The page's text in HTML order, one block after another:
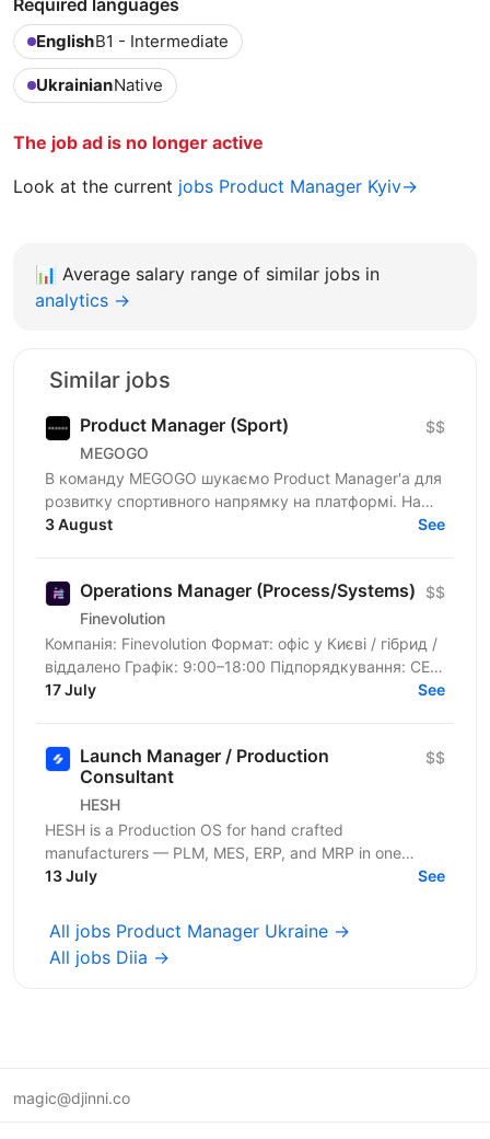
EnglishB1 - Intermediate
UkrainianNative
The job ad is no longer active
Look at the current jobs Product Manager Kyiv→
📊 Average salary range of similar jobs in
analytics →
Similar jobs
Product Manager (Sport)
MEGOGO
$$
В команду MEGOGO шукаємо Product Manager'а для
розвитку спортивного напрямку на платформі. Наш
ідеальний кандидат має: — 2+ роки досвіду роботи
3 August See
Operations Manager (Process/Systems)
Finevolution
$$
Компанія: Finevolution Формат: офіс у Києві / гібрид /
віддалено Графік: 9:00–18:00 Підпорядкування: CEO
Рівень: Middle / Senior Оплата: ставка + бонуси за...
17 July See
Launch Manager / Production
Consultant
HESH
$$
HESH is a Production OS for hand crafted
manufacturers — PLM, MES, ERP, and MRP in one
platform, powered by AI agents. We're looking for a
13 July See
All jobs Product Manager Ukraine →
All jobs Diia →
magic@djinni.co